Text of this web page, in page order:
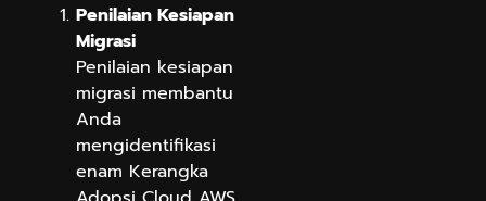
Penilaian Kesiapan
Migrasi
Penilaian kesiapan
migrasi membantu
Anda
mengidentifikasi
enam Kerangka